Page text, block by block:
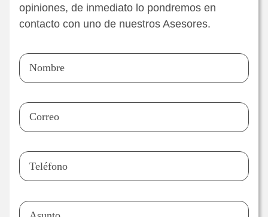
opiniones, de inmediato lo pondremos en
contacto con uno de nuestros Asesores.